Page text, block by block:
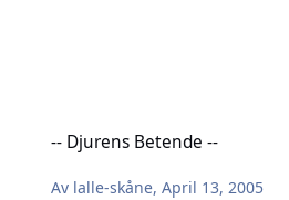
-- Djurens Betende --
Av lalle-skåne,April 13, 2005